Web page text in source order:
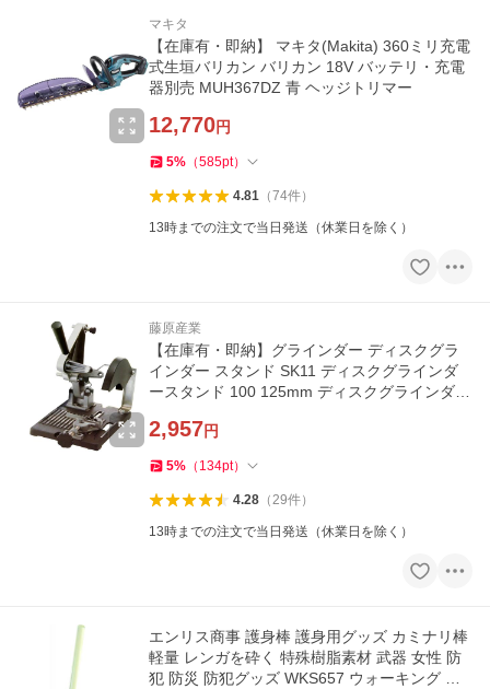
マキタ
【在庫有・即納】 マキタ(Makita) 360ミリ充電
式生垣バリカン バリカン 18V バッテリ・充電
器別売 MUH367DZ 青 ヘッジトリマー
12,770円
5% （585pt）
4.81（74件）
13時までの注文で当日発送（休業日を除く）
藤原産業
【在庫有・即納】グラインダー ディスクグラ
インダー スタンド SK11 ディスクグラインダ
ースタンド 100 125mm ディスクグラインダー
2,957円
5% （ 134pt）
4.28（29件）
13時までの注文で当日発送（休業日を除く）
エンリス商事 護身棒 護身用グッズ カミナリ棒
軽量 レンガを砕く 特殊樹脂素材 武器 女性 防
犯 防災 防犯グッズ WKS657 ウォーキング 野